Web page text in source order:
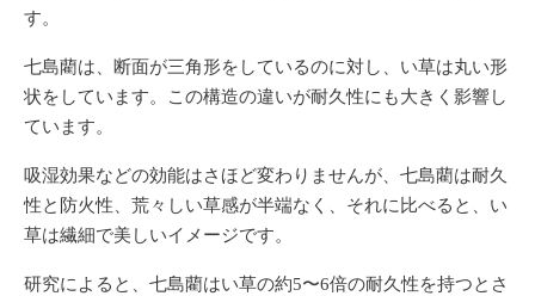
す。
七島藺は、断面が三角形をしているのに対し、い草は丸い形
状をしています。この構造の違いが耐久性にも大きく影響し
ています。
吸湿効果などの効能はさほど変わりませんが、七島藺は耐久
性と防火性、荒々しい草感が半端なく、それに比べると、い
草は繊細で美しいイメージです。
研究によると、七島藺はい草の約5〜6倍の耐久性を持つとさ